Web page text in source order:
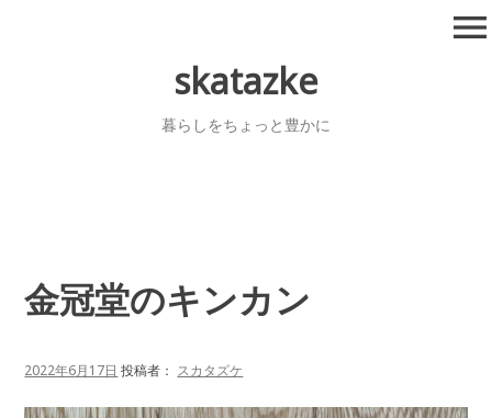
skatazke
暮らしをちょっと豊かに
menu
金冠堂のキンカン
2022年6月17日 投稿者： スカタズケ